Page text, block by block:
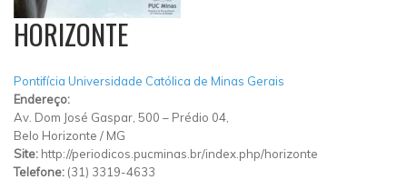
HORIZONTE
Pontifícia Universidade Católica de Minas Gerais
Endereço:
Av. Dom José Gaspar, 500 – Prédio 04,
Belo Horizonte / MG
Site: http://periodicos.pucminas.br/index.php/horizonte
Telefone: (31) 3319-4633